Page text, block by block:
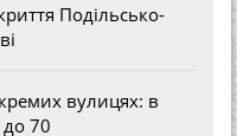
Подільсько-
вулицях: в
до 70